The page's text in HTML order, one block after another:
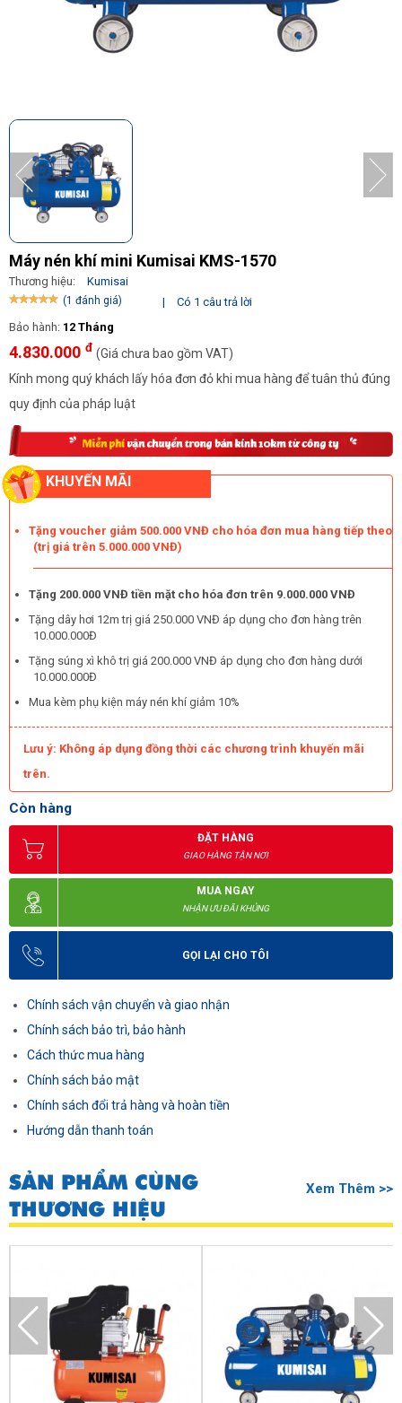
Máy nén khí mini Kumisai KMS-1570
Thương hiệu: Kumisai
(1 đánh giá) |
Có 1 câu trả lời
Bảo hành: 12 Tháng
4.830.000 đ (Giá chưa bao gồm VAT)
Kính mong quý khách lấy hóa đơn đỏ khi mua hàng để tuân thủ đúng
quy định của pháp luật
KHUYẾN MÃI
Tặng voucher giảm 500.000 VNĐ cho hóa đơn mua hàng tiếp theo
(trị giá trên 5.000.000 VNĐ)
Tặng 200.000 VNĐ tiền mặt cho hóa đơn trên 9.000.000 VNĐ
Tặng dây hơi 12m trị giá 250.000 VNĐ áp dụng cho đơn hàng trên
10.000.000Đ
Tặng súng xì khô trị giá 200.000 VNĐ áp dụng cho đơn hàng dưới
10.000.000Đ
Mua kèm phụ kiện máy nén khí giảm 10%
Lưu ý: Không áp dụng đồng thời các chương trình khuyến mãi
trên.
Còn hàng
ĐẶT HÀNG
GIAO HÀNG TẬN NƠI
MUA NGAY
NHẬN ƯU ĐÃI KHỦNG
GỌI LẠI CHO TÔI
Chính sách vận chuyển và giao nhận
Chính sách bảo trì, bảo hành
Cách thức mua hàng
Chính sách bảo mật
Chính sách đổi trả hàng và hoàn tiền
Hướng dẫn thanh toán
SẢN PHẨM CÙNG
THƯƠNG HIỆU
Xem Thêm >>